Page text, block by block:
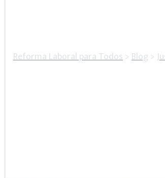
Reforma Laboral para Todos> Blog >